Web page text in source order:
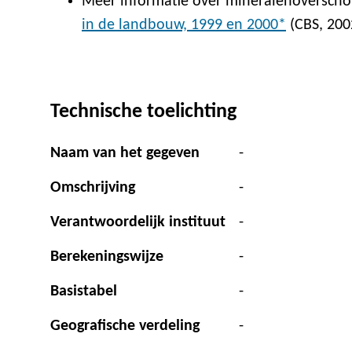
in de landbouw, 1999 en 2000* (CBS,
Technische toelichting
Naam van het gegeven -
Omschrijving -
Verantwoordelijk instituut -
Berekeningswijze -
Basistabel -
Geografische verdeling -